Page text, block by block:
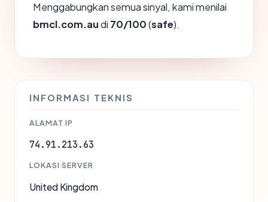
Menggabungkan semua sinyal, kami menilai
bmcl.com.audi 70/100(safe).
INFORMASI TEKNIS
ALAMAT IP
74.91.213.63
LOKASI SERVER
United Kingdom